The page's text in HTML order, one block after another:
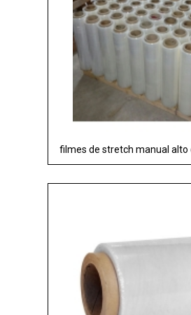
filmes de stretch manual alto